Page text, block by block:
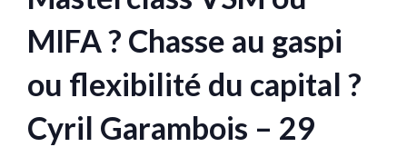
MIFA ? Chasse au gaspi
ou flexibilité du capital ?
Cyril Garambois – 29